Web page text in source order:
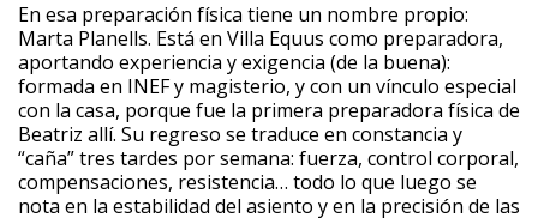
En esa preparación física tiene un nombre propio:
Marta Planells. Está en Villa Equus como preparadora,
aportando experiencia y exigencia (de la buena):
formada en INEF y magisterio, y con un vínculo especial
con la casa, porque fue la primera preparadora física de
Beatriz allí. Su regreso se traduce en constancia y
“caña” tres tardes por semana: fuerza, control corporal,
compensaciones, resistencia… todo lo que luego se
nota en la estabilidad del asiento y en la precisión de las